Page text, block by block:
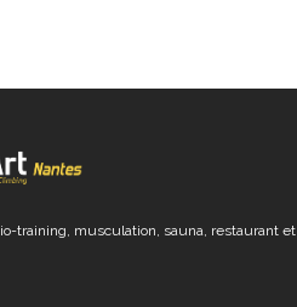
training, musculation, sauna, restaurant et